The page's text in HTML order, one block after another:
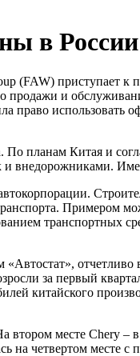
в России
(FAW) приступает
продажи и
право использовать
планам Китая и
внедорожниками.
Примером
транспортных
отчетливо
за первый
китайского
втором месте Chery
на четвертом месте